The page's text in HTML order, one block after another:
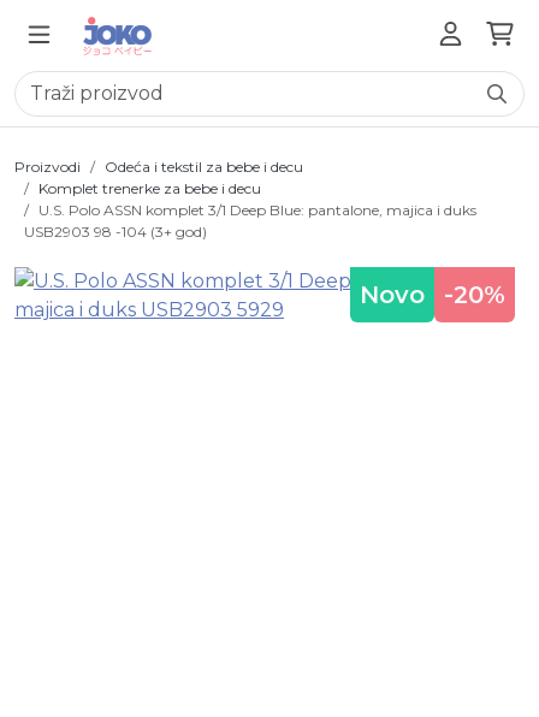
Proizvodi
Odeća i tekstil za bebe i decu
Komplet trenerke za bebe i decu
U.S. Polo ASSN komplet 3/1 Deep Blue: pantalone, majica i duks
USB2903 98 -104 (3+ god)
Novo -20%